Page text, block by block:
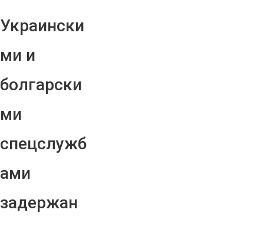
Украински
ми и
болгарски
ми
спецслужб
ами
задержан